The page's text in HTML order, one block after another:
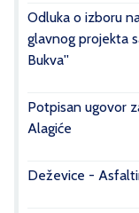
Odluka o izboru
glavnog projekta
Bukva''
Potpisan ugovor
Alagiće
Deževice -